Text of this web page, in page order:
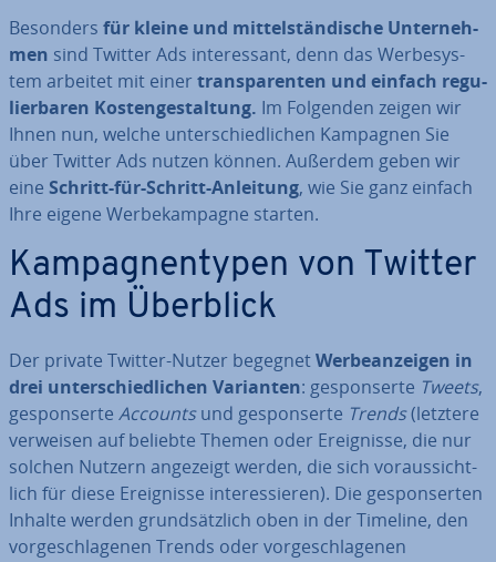
Besonders für kleine und mit­tel­stän­di­sche Un­ter­neh­
men sind Twitter Ads in­ter­es­sant, denn das Wer­be­sys­
tem arbeitet mit einer trans­pa­ren­ten und einfach re­gu­
lier­ba­ren Kos­ten­ge­stal­tung. Im Folgenden zeigen wir
Ihnen nun, welche un­ter­schied­li­chen Kampagnen Sie
über Twitter Ads nutzen können. Außerdem geben wir
eine Schritt-für-Schritt-Anleitung, wie Sie ganz einfach
Ihre eigene Wer­be­kam­pa­gne starten.
Kam­pagn­en­ty­pen von Twitter
Ads im Überblick
Der private Twitter-Nutzer begegnetWer­be­an­zei­gen in
drei un­ter­schied­li­chen Varianten: ge­spon­ser­te Tweets,
ge­spon­ser­te Accountsund ge­spon­ser­te Trends(letztere
verweisen auf beliebte Themen oder Er­eig­nis­se, die nur
solchen Nutzern angezeigt werden, die sich vor­aus­sicht­
lich für diese Er­eig­nis­se in­ter­es­sie­ren). Die ge­spon­ser­ten
Inhalte werden grund­sätz­lich oben in der Timeline, den
vor­ge­schla­ge­nen Trends oder vor­ge­schla­ge­nen